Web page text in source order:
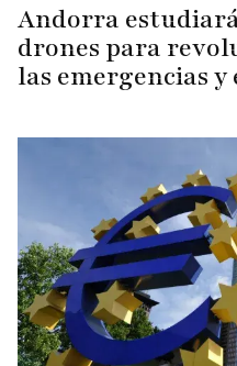
Andorra
drones para
las emergencias